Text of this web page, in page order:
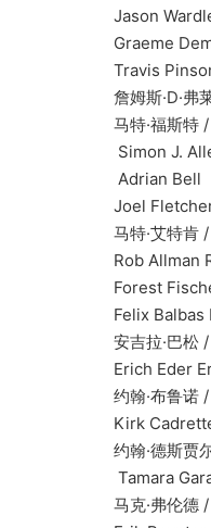
Jason Wardle
Graeme
Travis
詹姆斯·D·弗莱明
马特·福斯特 /
Simon J.
Adrian Bell
Joel Fletcher
马特·艾特肯 /
Rob Allman
Forest Fischer
Felix Balbas
安吉拉·巴松 /
Erich Eder
约翰·布鲁诺 /
Kirk Cadrette
约翰·德斯贾尔丁 /
Tamara
马克·弗伦德 /